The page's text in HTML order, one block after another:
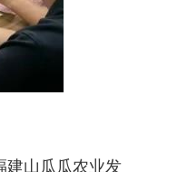
建山瓜瓜农业发